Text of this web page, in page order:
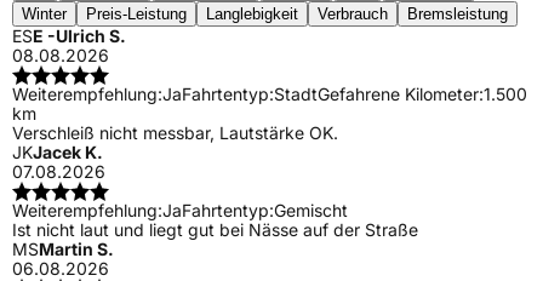
Winter
Preis-Leistung Langlebigkeit Verbrauch Bremsleistung
ESE -Ulrich S.
08.08.2026
Weiterempfehlung:JaFahrtentyp:StadtGefahrene Kilometer:1.500
km
Verschleiß nicht messbar, Lautstärke OK.
JKJacek K.
07.08.2026
Weiterempfehlung:JaFahrtentyp:Gemischt
Ist nicht laut und liegt gut bei Nässe auf der Straße
MSMartin S.
06.08.2026